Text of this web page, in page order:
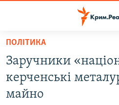
Перейти
основного
матеріалу
Перейти
до
ВОДА.КРИМ
ВІДЕО ТА ФОТО
ПОЛІТИКА
Заручники
керченські
майно